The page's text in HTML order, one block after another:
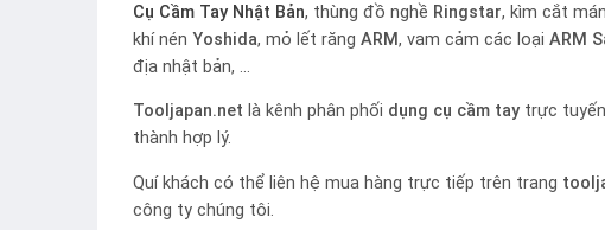
Cụ Cầm Tay Nhật Bản, thùng đồ nghề Ringstar, kìm cắt
khí nén Yoshida, mỏ lết răng ARM, vam cảm các loại ARM
địa nhật bản, …
Tooljapan.net là kênh phân phối dụng cụ cầm tay trực
thành hợp lý.
Quí khách có thể liên hệ mua hàng trực tiếp trên trang
công ty chúng tôi.